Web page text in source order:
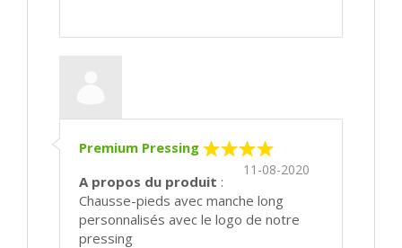
Premium Pressing
11-08-2020
A propos du produit :
Chausse-pieds avec manche long
personnalisés avec le logo de notre
pressing